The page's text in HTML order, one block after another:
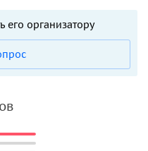
его организатору